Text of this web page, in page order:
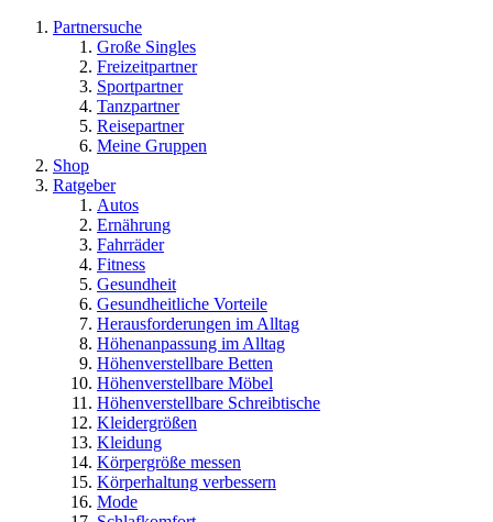
Partnersuche
Große Singles
Freizeitpartner
Sportpartner
Tanzpartner
Reisepartner
Meine Gruppen
Shop
Ratgeber
Autos
Ernährung
Fahrräder
Fitness
Gesundheit
Gesundheitliche Vorteile
Herausforderungen im Alltag
Höhenanpassung im Alltag
Höhenverstellbare Betten
Höhenverstellbare Möbel
Höhenverstellbare Schreibtische
Kleidergrößen
Kleidung
Körpergröße messen
Körperhaltung verbessern
Mode